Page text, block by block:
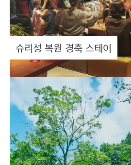
슈리성 복원 경축 스테이